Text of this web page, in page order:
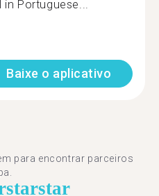
Portuguese...
Baixe o aplicativo
para encontrar parceiros
starstar